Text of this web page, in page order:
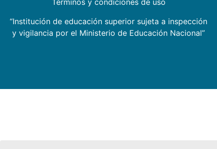
“Institución de educación superior sujeta a inspección
y vigilancia por el Ministerio de Educación Nacional”